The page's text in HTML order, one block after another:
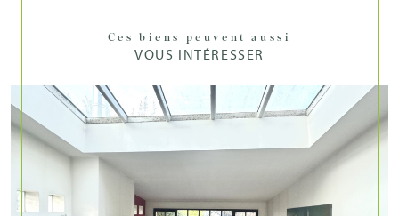
Ces biens peuvent aussi
VOUS INTÉRESSER